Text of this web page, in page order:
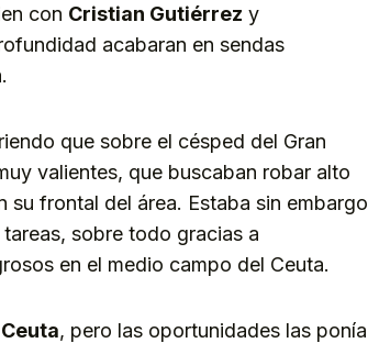
con Cristian Gutiérrez y
acabaran en sendas
que sobre el césped del Gran
valientes, que buscaban robar alto
su frontal del área. Estaba sin embargo
tareas, sobre todo gracias a
en el medio campo del Ceuta.
Ceuta, pero las oportunidades las ponía